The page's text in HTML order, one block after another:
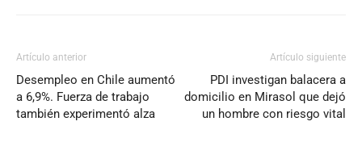
Artículo anterior
Desempleo en Chile aumentó
a 6,9%. Fuerza de trabajo
también experimentó alza
Artículo siguiente
PDI investigan balacera a
domicilio en Mirasol que dejó
un hombre con riesgo vital